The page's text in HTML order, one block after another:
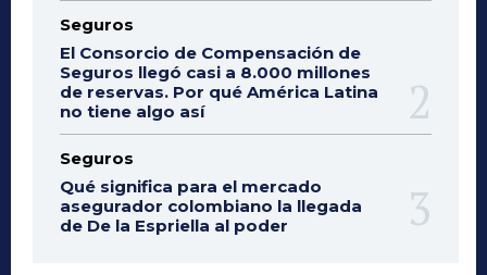
Seguros
El Consorcio de Compensación de
Seguros llegó casi a 8.000 millones
de reservas. Por qué América Latina
no tiene algo así
Seguros
Qué significa para el mercado
asegurador colombiano la llegada
de De la Espriella al poder